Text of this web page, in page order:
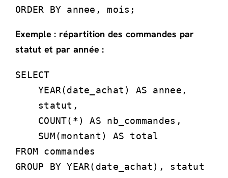
ORDER BY annee, mois;
Exemple : répartition des commandes par
statut et par année :
SELECT
    YEAR(date_achat) AS annee,
    statut,
    COUNT(*) AS nb_commandes,
    SUM(montant) AS total
FROM commandes
GROUP BY YEAR(date_achat), statut